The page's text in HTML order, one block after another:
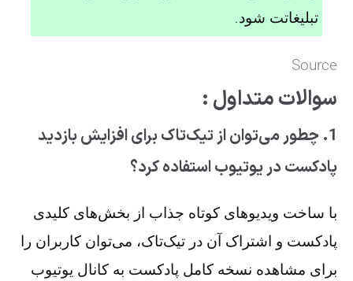
تبلیغاتت شود.
Source
سوالات متداول :
1. چطور می‌توان از تیک‌تاک برای افزایش بازدید
پادکست در یوتیوب استفاده کرد؟
با ساخت ویدیوهای کوتاه جذاب از بخش‌های کلیدی
پادکست و اشتراک آن در تیک‌تاک، می‌توان کاربران را
برای مشاهده نسخه کامل پادکست به کانال یوتیوب